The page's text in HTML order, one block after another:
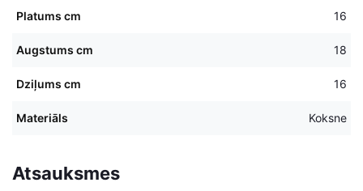
Platums cm 16
Augstums cm 18
Dziļums cm 16
Materiāls Koksne
Atsauksmes